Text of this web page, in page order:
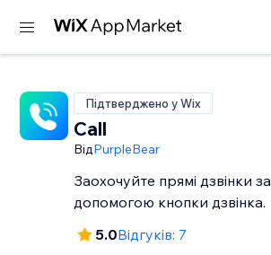
Підтверджено у Wix
Call
ВідPurpleBear
Заохочуйте прямі дзвінки за
допомогою кнопки дзвінка.
5.0Відгуків: 7